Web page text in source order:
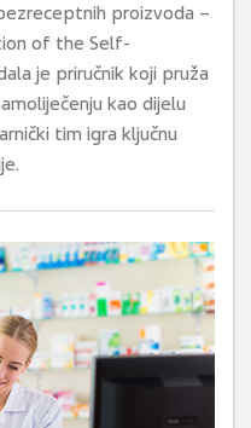
proizvoda –
of the Self-
je priručnik koji pruža
kao dijelu
tim igra ključnu